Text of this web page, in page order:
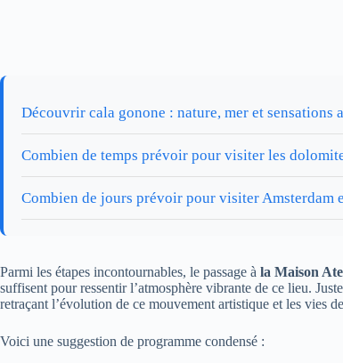
Découvrir cala gonone : nature, mer et sensations
Combien de temps prévoir pour visiter les
Combien de jours prévoir pour visiter Amsterdam
Parmi les étapes incontournables, le passage à la Maison
suffisent pour ressentir l’atmosphère vibrante de ce lieu.
retraçant l’évolution de ce mouvement artistique et les vies
Voici une suggestion de programme condensé :